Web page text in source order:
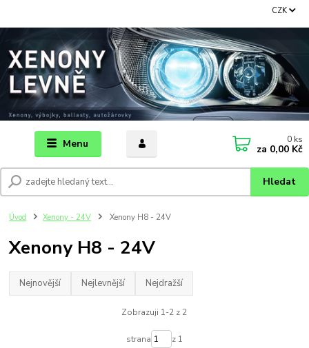
Menu
CZK
Hledat
0 ks
za 0,00 Kč
Úvod Xenony - 24V Xenony H8 - 24V
Xenony H8 - 24V
Nejnovější Nejlevnější Nejdražší
Zobrazuji 1-2 z 2
strana z 1